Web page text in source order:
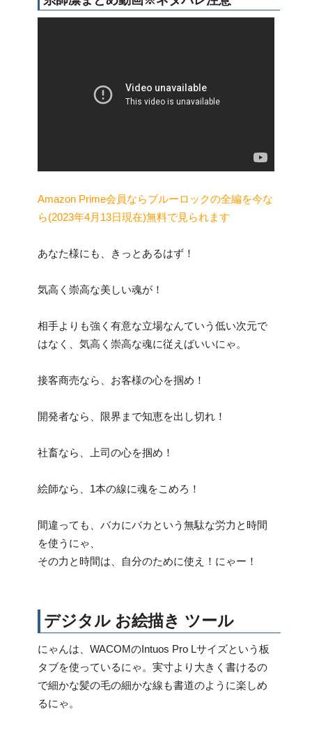
Amazon Prime会員ならブルーロックの全編を今な
ら(2023年4月13日現在)無料で見られます
あなた様にも、きっとあるはず！
気高く崇高な美しい魂が！
相手よりも強く有意な立場なんていう低い次元で
はなく、気高く崇高な魂に従えばいいにゃ。
接客商売なら、お客様の心を掴め！
開発者なら、限界まで知恵を出し切れ！
社畜なら、上司の心を掴め！
絵師なら、1本の線に魂をこめろ！
間違っても、バカにバカという無駄な労力と時間
を使うにゃ、
その力と時間は、自分のために使え！にゃー！
デジタル お絵描き ツール
にゃんは、WACOMのIntuos Pro Lサイズという板
タブを使っているにゃ。実寸より大きく書けるの
で細かな髪の毛の細かな線も書道のように楽しめ
るにゃ。